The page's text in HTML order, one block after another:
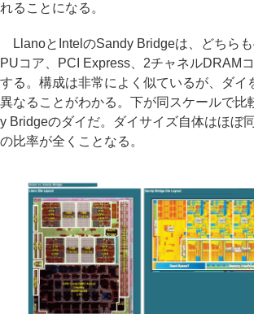
れることになる。
LlanoとIntelのSandy Bridgeは、どちら
PUコア、PCI Express、2チャネルDRAM
する。構成は非常によく似ているが、ダイ
異なることがわかる。下が同スケールで比
y Bridgeのダイだ。ダイサイズ自体はほぼ
の比率が全くことなる。